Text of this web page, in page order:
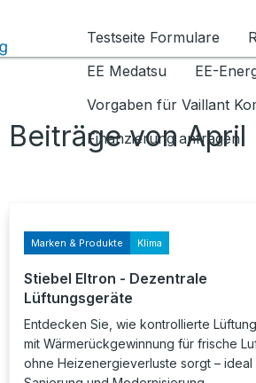
Testseite Formulare
EE Medatsu
EE-
Vorgaben für Vaillant
Finanzierung anfragen
Beiträge von
Marken & Produkte Klima
Stiebel Eltron - Dezentrale
Lüftungsgeräte
Entdecken Sie, wie kontrollierte Lüftung
mit Wärmerückgewinnung für frische
ohne Heizenergieverluste sorgt – ideal